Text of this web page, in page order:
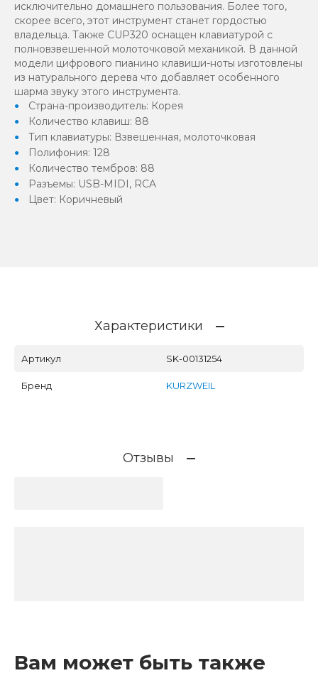
исключительно домашнего пользования. Более того,
скорее всего, этот инструмент станет гордостью
владельца. Также CUP320 оснащен клавиатурой с
полновзвешенной молоточковой механикой. В данной
модели цифрового пианино клавиши-ноты изготовлены
из натурального дерева что добавляет особенного
шарма звуку этого инструмента.
Страна-производитель: Корея
Количество клавиш: 88
Тип клавиатуры: Взвешенная, молоточковая
Полифония: 128
Количество тембров: 88
Разъемы: USB-MIDI, RCA
Цвет: Коричневый
Характеристики
Артикул SK-00131254
Бренд KURZWEIL
Отзывы
Вам может быть также